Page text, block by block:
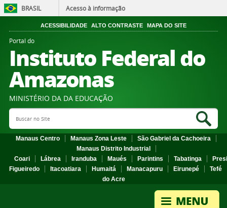
BRASIL Acesso à informação
ACESSIBILIDADE ALTO CONTRASTE MAPA DO SITE
Portal do
Instituto Federal do
Amazonas
MINISTÉRIO DA DA EDUCAÇÃO
Search Site
Manaus Centro Manaus Zona Leste
São Gabriel da Cachoeira
Manaus Distrito Industrial
Coari
Lábrea Iranduba Maués Parintins Tabatinga
Figueiredo
Itacoatiara Humaitá Manacapuru Eirunepé
Tefé
do Acre